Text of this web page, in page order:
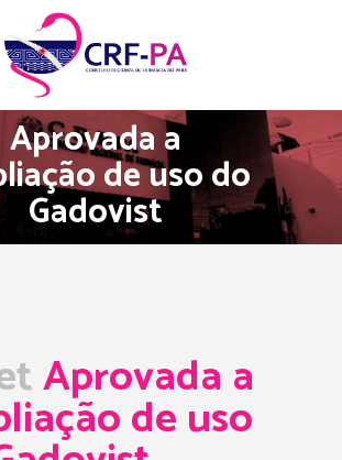
Aprovada a
de uso do
Gadovist
Aprovada a
de uso